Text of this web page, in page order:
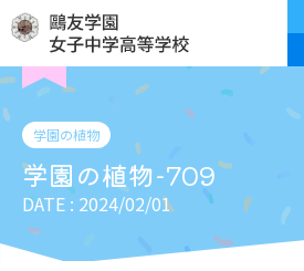
学園の植物
学園の植物-709
DATE : 2024/02/01